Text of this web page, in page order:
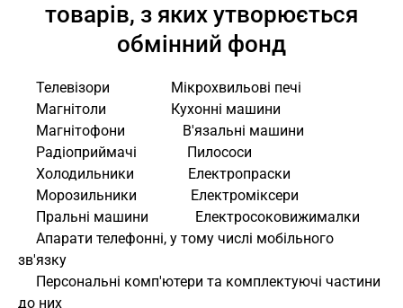
товарів, з яких утворюється
обмінний фонд
     Телевізори                 Мікрохвильові печі
     Магнітоли                  Кухонні машини
     Магнітофони                В'язальні машини
     Радіоприймачі              Пилососи
     Холодильники               Електропраски
     Морозильники               Електроміксери
     Пральні машини             Електросоковижималки
зв'язку
до них